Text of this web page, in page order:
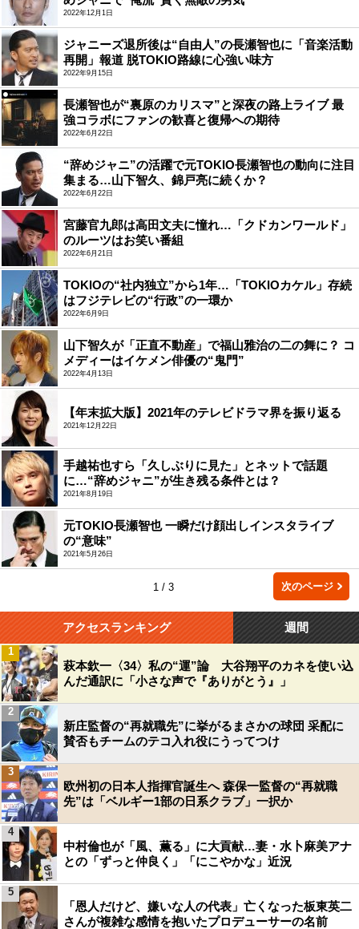
2022年12月1日
ジャニーズ退所後は“自由人”の長瀬智也に「音楽活動
再開」報道 脱TOKIO路線に心強い味方
2022年9月15日
長瀬智也が“裏原のカリスマ”と深夜の路上ライブ 最
強コラボにファンの歓喜と復帰への期待
2022年6月22日
“辞めジャニ”の活躍で元TOKIO長瀬智也の動向に注目
集まる…山下智久、錦戸亮に続くか？
2022年6月22日
宮藤官九郎は高田文夫に憧れ…「クドカンワールド」
のルーツはお笑い番組
2022年6月21日
TOKIOの“社内独立”から1年…「TOKIOカケル」存続
はフジテレビの“行政”の一環か
2022年6月9日
山下智久が「正直不動産」で福山雅治の二の舞に？ コ
メディーはイケメン俳優の“鬼門”
2022年4月13日
【年末拡大版】2021年のテレビドラマ界を振り返る
2021年12月22日
手越祐也すら「久しぶりに見た」とネットで話題
に…“辞めジャニ”が生き残る条件とは？
2021年8月19日
元TOKIO長瀬智也 一瞬だけ顔出しインスタライブ
の“意味”
2021年5月26日
1 / 3 次のページ
アクセスランキング 週間
萩本欽一〈34〉私の“運”論 大谷翔平のカネを使い込
んだ通訳に「小さな声で『ありがとう』」
1
新庄監督の“再就職先”に挙がるまさかの球団 采配に
賛否もチームのテコ入れ役にうってつけ
2
欧州初の日本人指揮官誕生へ 森保一監督の“再就職
先”は「ベルギー1部の日系クラブ」一択か
3
中村倫也が「風、薫る」に大貢献…妻・水卜麻美アナ
との「ずっと仲良く」「にこやかな」近況
4
「恩人だけど、嫌いな人の代表」亡くなった板東英二
さんが複雑な感情を抱いたプロデューサーの名前
5